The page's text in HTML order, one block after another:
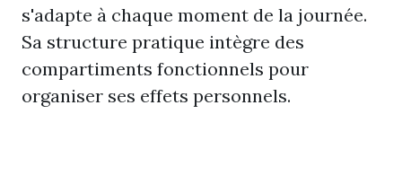
s'adapte à chaque moment de la journée.
Sa structure pratique intègre des
compartiments fonctionnels pour
organiser ses effets personnels.